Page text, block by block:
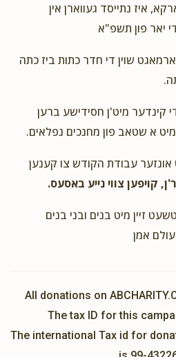
Mordechai Rosinger
קאהל ומשפחתו, ר' מאיר ראזינגער
ומשפחתו, ר' יהודה ראזינגער ומשפחתו
2 years ago
Anonymousמאיראוויטש ומשפחתו
Zobysעזריאל מאיראוויטש ומשפחתו
2 years ago
איז נתייסד געווארן אין
יאר פון תשפ"א
שוין די חדר כתות ביז כתה
קינדער מיט'ן חסידישע ברען
א שטאב פון מחנכים נפלאים.
אונזער עבודת הקודש צו קענען
קויפען צווי נייע באסעס.
זיין מיט בנים ובני בנים
אמן
All donations on
The tax ID for this
The international Tax id for